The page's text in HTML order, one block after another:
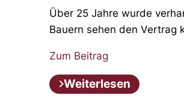
Über 25 Jahre wurde
Bauern sehen den Vertrag
Zum Beitrag
Weiterlesen